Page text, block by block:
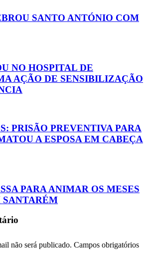
SANTO ANTÓNIO COM
NO HOSPITAL DE
AÇÃO DE SENSIBILIZAÇÃO
PRISÃO PREVENTIVA PARA
A ESPOSA EM CABEÇA
PARA ANIMAR OS MESES
SANTARÉM
não será publicado. Campos obrigatórios